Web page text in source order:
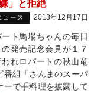
」と拒絶
ュース 2013年12月17日
ト馬場ちゃんの毎日
発売記念会見が１７
れロバートの秋山竜
組「さんまのスーパ
ーで手料理を披露して